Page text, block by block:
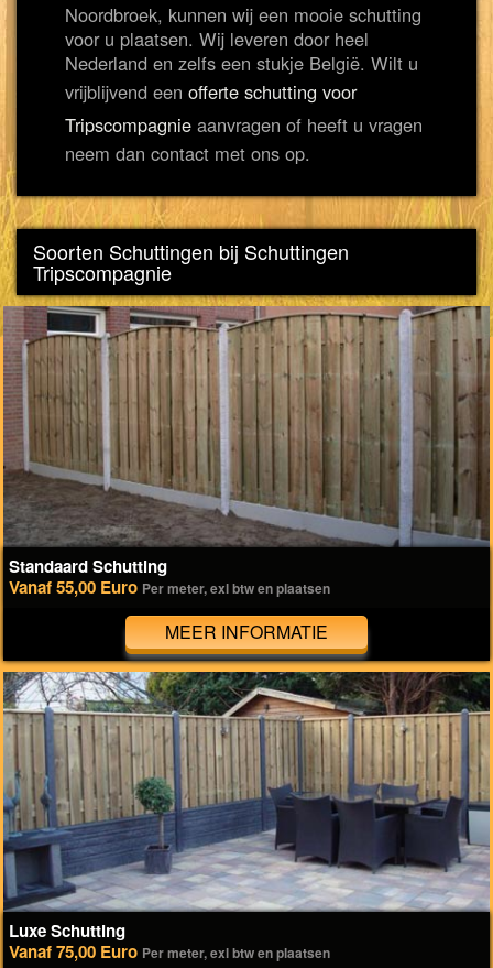
Noordbroek, kunnen wij een mooie schutting
voor u plaatsen. Wij leveren door heel
Nederland en zelfs een stukje België. Wilt u
vrijblijvend een offerte schutting voor
Tripscompagnie aanvragen of heeft u vragen
neem dan contact met ons op.
Soorten Schuttingen bij Schuttingen
Tripscompagnie
Standaard Schutting
Vanaf 55,00 Euro Per meter, exl btw en plaatsen
MEER INFORMATIE
Luxe Schutting
Vanaf 75,00 Euro Per meter, exl btw en plaatsen